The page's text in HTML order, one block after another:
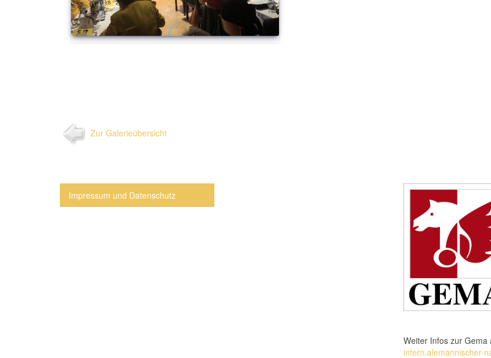
Zur Galerieübersicht
Impressum und Datenschutz
Weiter Infos zur Gema
intern.alemannischer-